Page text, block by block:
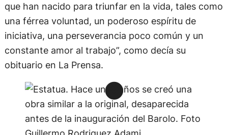
que han nacido para triunfar en la vida, tales como
una férrea voluntad, un poderoso espíritu de
iniciativa, una perseverancia poco común y un
constante amor al trabajo”, como decía su
obituario en La Prensa.